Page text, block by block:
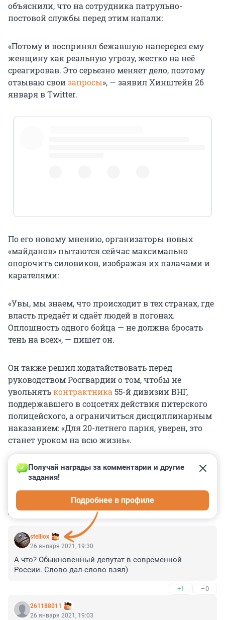
объяснили, что на сотрудника патрульно-
постовой службы перед этим напали:
«Потому и воспринял бежавшую наперерез ему
женщину как реальную угрозу, жестко на неё
среагировав. Это серьезно меняет дело, поэтому
отзываю своизапросы», — заявил Хинштейн 26
января в Тwitter.
По его новому мнению, организаторы новых
«майданов» пытаются сейчас максимально
опорочить силовиков, изображая их палачами и
карателями:
«Увы, мы знаем, что происходит в тех странах, где
власть предаёт и сдаёт людей в погонах.
Оплошность одного бойца — не должна бросать
тень на всех», — пишет он.
Он также решил ходатайствовать перед
руководством Росгвардии о том, чтобы не
увольнятьконтрактника 55-й дивизии ВНГ,
поддержавшего в соцсетях действия питерского
полицейского, а ограничиться дисциплинарным
наказанием: «Для 20-летнего парня, уверен, это
станет уроком на всю жизнь».
КОММЕНТАРИИ 104
stelliox
Получай награды за комментарии и другие
задания!
Подробнее в профиле
26 января 2021, 19:30
А что? Обыкновенный депутат в современной
России. Слово дал-слово взял)
+1 –0
261188011
26 января 2021, 19:03